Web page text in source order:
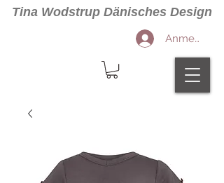
Tina Wodstrup Dänisches Design
Anmelden